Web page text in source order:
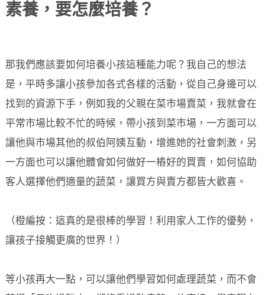
素養，要怎麼培養？
那我們應該要如何培養小孩這種能力呢？我自己的想法
是，平時多讓小孩參加各式各樣的活動，從自己身邊可以
找到的資源下手，例如我的父親在菜市場賣菜，我就會在
平常市場比較不忙的時候，帶小孩到菜市場，一方面可以
讓他與市場其他的叔伯阿姨互動，增進她的社會刺激，另
一方面也可以讓他體會如何做好一樁好的買賣，如何協助
客人選擇他們適量的蔬菜，讓買方與賣方都皆大歡喜。
（橙編按：這真的是很棒的學習！利用家人工作的優勢，
讓孩子接觸更廣的世界！）
等小孩再大一點，可以讓他們學習如何處理蔬菜，而不會